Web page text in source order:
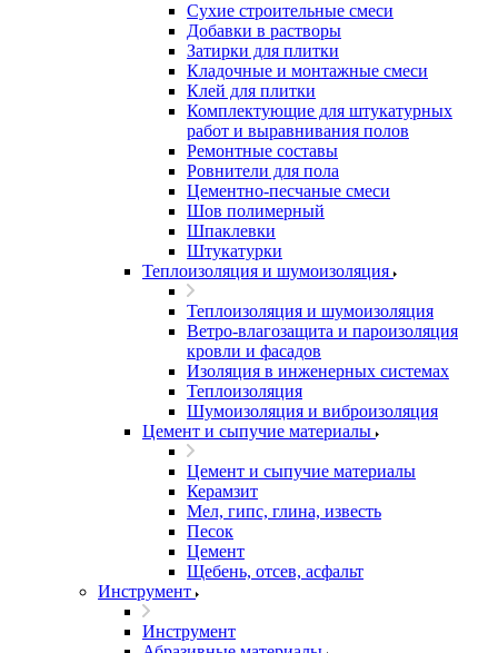
Сухие строительные смеси
Добавки в растворы
Затирки для плитки
Кладочные и монтажные смеси
Клей для плитки
Комплектующие для штукатурных
работ и выравнивания полов
Ремонтные составы
Ровнители для пола
Цементно-песчаные смеси
Шов полимерный
Шпаклевки
Штукатурки
Теплоизоляция и шумоизоляция
Теплоизоляция и шумоизоляция
Ветро-влагозащита и пароизоляция
кровли и фасадов
Изоляция в инженерных системах
Теплоизоляция
Шумоизоляция и виброизоляция
Цемент и сыпучие материалы
Цемент и сыпучие материалы
Керамзит
Мел, гипс, глина, известь
Песок
Цемент
Щебень, отсев, асфальт
Инструмент
Инструмент